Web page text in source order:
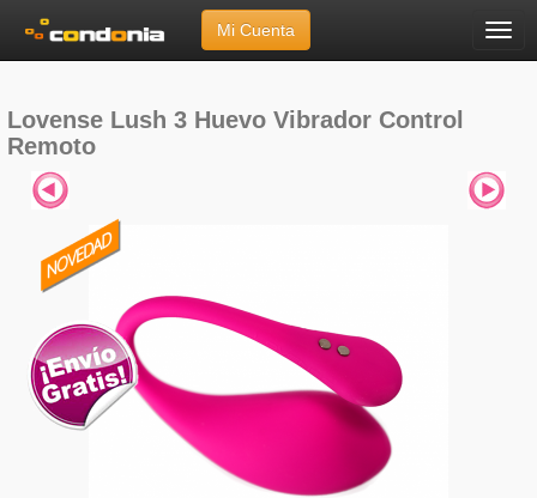
Menú
Mi Cuenta
Lovense Lush 3 Huevo Vibrador Control Remoto
Lovense Lush 3 Huevo Vibrador Control
Remoto